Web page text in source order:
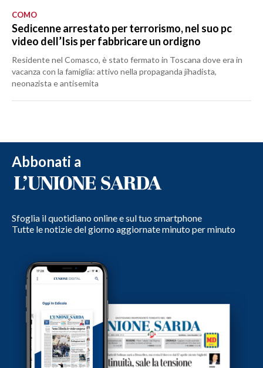
COMO
Sedicenne arrestato per terrorismo, nel suo pc
video dell’Isis per fabbricare un ordigno
Residente nel Comasco, è stato fermato in Toscana dove era in
vacanza con la famiglia: attivo nella propaganda jihadista,
neonazista e antisemita
Abbonati a
Sfoglia il quotidiano online e sul tuo smartphone
Tutte le notizie del giorno aggiornate minuto per minuto